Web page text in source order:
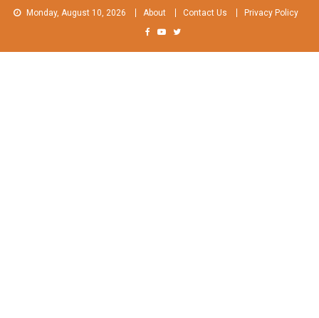
Skip
Monday, August 10, 2026 About Contact Us Privacy Policy